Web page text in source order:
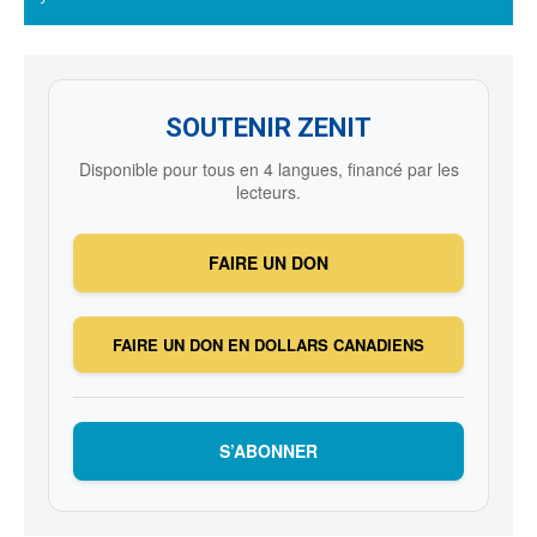
SOUTENIR ZENIT
Disponible pour tous en 4 langues, financé par les
lecteurs.
FAIRE UN DON
FAIRE UN DON EN DOLLARS CANADIENS
S’ABONNER